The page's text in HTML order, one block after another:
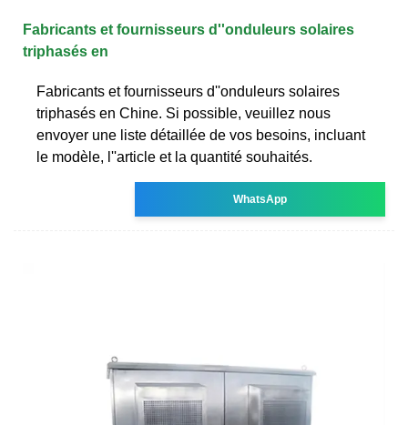
Fabricants et fournisseurs d''onduleurs solaires
triphasés en
Fabricants et fournisseurs d''onduleurs solaires
triphasés en Chine. Si possible, veuillez nous
envoyer une liste détaillée de vos besoins, incluant
le modèle, l''article et la quantité souhaités.
WhatsApp